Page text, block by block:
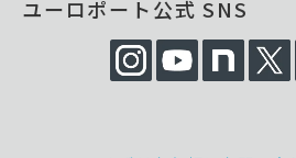
ユーロポート公式 SNS